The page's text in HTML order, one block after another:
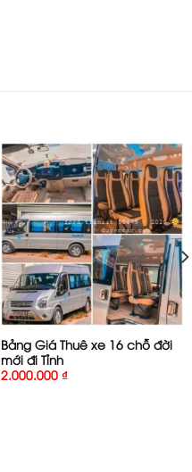
Bảng Giá Thuê xe 16 chỗ đời
mới đi Tỉnh
2.000.000 ₫